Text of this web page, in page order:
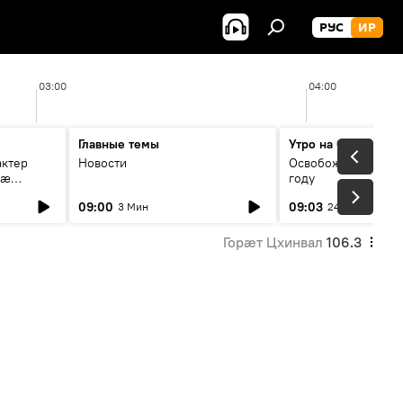
РУС ИР
03:00 04:00
Главные темы
Новости
09:00 3 Мин
Утро на Спутнике
Освобождение
году
09:03 24 Мин
Горӕт Цхинвал 106.3